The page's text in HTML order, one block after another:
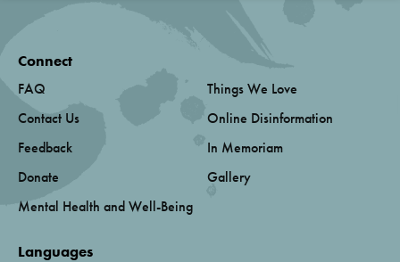
Connect
FAQ
Contact Us
Feedback
Donate
Mental Health and Well-Being
Things We Love
Online Disinformation
In Memoriam
Gallery
Languages